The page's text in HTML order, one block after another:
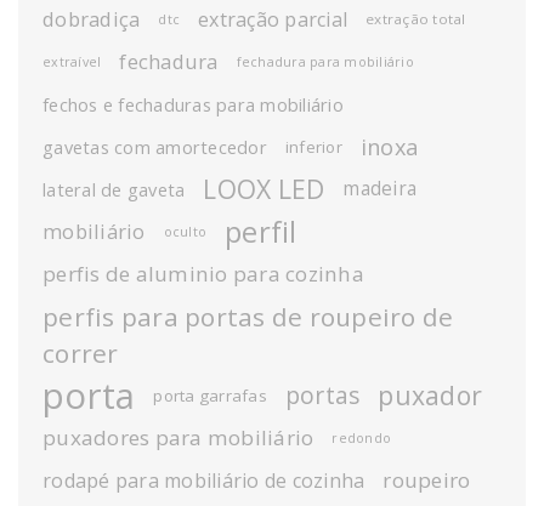
dobradiça dtc extração parcial extração total
extraível fechadura fechadura para mobiliário
fechos e fechaduras para mobiliário
gavetas com amortecedor
inferior inoxa
lateral de gaveta LOOX LED madeira
mobiliário oculto perfil
perfis de aluminio para cozinha
perfis para portas de roupeiro de
correr
porta porta garrafas portas puxador
puxadores para mobiliário redondo
rodapé para mobiliário de cozinha roupeiro